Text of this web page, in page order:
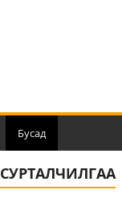
Бусад
СУРТАЛЧИЛГАА